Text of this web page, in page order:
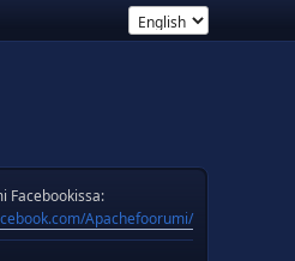
Facebookissa:
Apachefoorumi/